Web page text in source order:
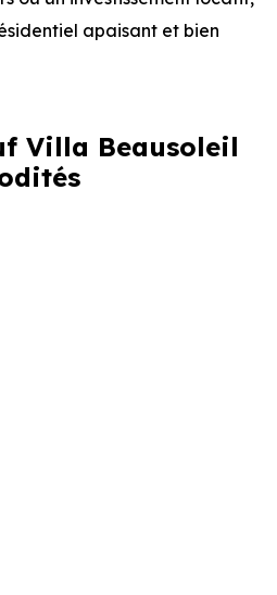
apaisant et bien
Villa Beausoleil